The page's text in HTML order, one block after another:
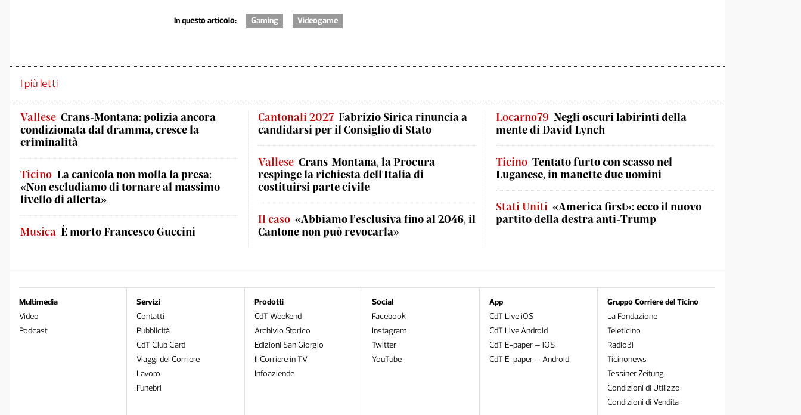
In questo articolo: Gaming Videogame
I più letti
Vallese Crans-Montana: polizia ancora
condizionata dal dramma, cresce la
criminalità
Ticino La canicola non molla la presa:
«Non escludiamo di tornare al massimo
livello di allerta»
Musica È morto Francesco Guccini
Cantonali 2027 Fabrizio Sirica rinuncia a
candidarsi per il Consiglio di Stato
Vallese Crans-Montana, la Procura
respinge la richiesta dell'Italia di
costituirsi parte civile
Il caso «Abbiamo l’esclusiva fino al 2046, il
Cantone non può revocarla»
Locarno79 Negli oscuri labirinti della
mente di David Lynch
Ticino Tentato furto con scasso nel
Luganese, in manette due uomini
Stati Uniti «America first»: ecco il nuovo
partito della destra anti-Trump
Multimedia
Video
Podcast
Servizi
Contatti
Pubblicità
CdT Club Card
Viaggi del Corriere
Lavoro
Funebri
Prodotti
CdT Weekend
Archivio Storico
Edizioni San Giorgio
Il Corriere in TV
Infoaziende
Social
Facebook
Instagram
Twitter
YouTube
App
CdT Live iOS
CdT Live Android
CdT E-paper – iOS
CdT E-paper – Android
Gruppo Corriere del Ticino
La Fondazione
Teleticino
Radio3i
Ticinonews
Tessiner Zeitung
Condizioni di Utilizzo
Condizioni di Vendita